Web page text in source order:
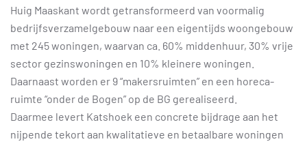
Huig Maaskant wordt getransformeerd van voormalig
bedrijfsverzamelgebouw naar een eigentijds woongebouw
met 245 woningen, waarvan ca. 60% middenhuur, 30% vrije
sector gezinswoningen en 10% kleinere woningen.
Daarnaast worden er 9 “makersruimten” en een horeca-
ruimte “onder de Bogen” op de BG gerealiseerd.
Daarmee levert Katshoek een concrete bijdrage aan het
nijpende tekort aan kwalitatieve en betaalbare woningen